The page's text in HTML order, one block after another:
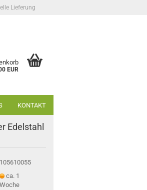
Lieferung
EUR
KONTAKT
Edelstahl
105610055
ca. 1
Woche